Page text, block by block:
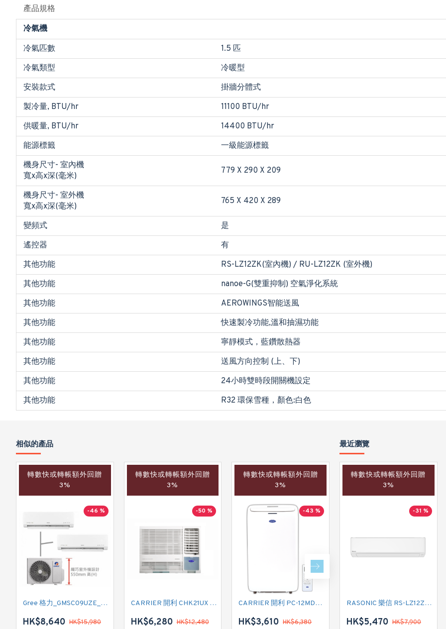
產品規格
冷氣機
冷氣匹數
1.5 匹
冷氣類型
冷暖型
安裝款式
掛牆分體式
製冷量, BTU/hr
11100 BTU/hr
供暖量, BTU/hr
14400 BTU/hr
能源標籤
一級能源標籤
機身尺寸- 室內機
寬x高x深(毫米)
779 X 290 X 209
機身尺寸- 室外機
寬x高x深(毫米)
765 X 420 X 289
變頻式
是
遙控器
有
其他功能
RS-LZ12ZK(室內機) / RU-LZ12ZK (室外機)
其他功能
nanoe-G(雙重抑制) 空氣淨化系統
其他功能
AEROWINGS智能送風
其他功能
快速製冷功能,溫和抽濕功能
其他功能
寧靜模式，藍鑽散熱器
其他功能
送風方向控制 (上、下)
其他功能
24小時雙時段開關機設定
其他功能
R32 環保雪種，顏色:白色
相似的產品
轉數快或轉帳額外回贈
3%
-46 %
Gree 格力_GMSC09UZE_GMSC12UZE_GMSC18UZC_R32 掛牆變頻式1拖2分體冷氣機 (淨冷型)
HK$8,640 HK$15,980
轉數快或轉帳額外回贈
3%
-50 %
CARRIER 開利 CHK21UX 二匹半 變頻淨冷窗口式冷氣機 (附遙控)
HK$6,280 HK$12,480
轉數快或轉帳額外回贈
3%
-43 %
CARRIER 開利 PC-12MDK 匹半 移動式冷氣機 (附遙控)
HK$3,610 HK$6,380
轉數快或轉帳額外回贈
3%
-40 %
CARRIER 開利 PC09MDK 一匹 移動式淨冷型冷氣機 (附遙控)
HK$2,880 HK$4,780
最近瀏覽
轉數快或轉帳額外回贈
3%
-31 %
RASONIC 樂信 RS-LZ12ZK 匹半 纖巧型變頻冷暖掛牆分體式冷氣機 (附遙控)
HK$5,470 HK$7,900